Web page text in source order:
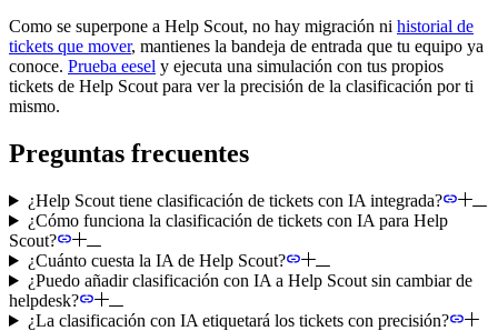
Como se superpone a Help Scout, no hay migración ni historial de
tickets que mover, mantienes la bandeja de entrada que tu equipo ya
conoce. Prueba eesel y ejecuta una simulación con tus propios
tickets de Help Scout para ver la precisión de la clasificación por ti
mismo.
Preguntas frecuentes
¿Help Scout tiene clasificación de tickets con IA integrada?
¿Cómo funciona la clasificación de tickets con IA para Help
Scout?
¿Cuánto cuesta la IA de Help Scout?
¿Puedo añadir clasificación con IA a Help Scout sin cambiar de
helpdesk?
¿La clasificación con IA etiquetará los tickets con precisión?